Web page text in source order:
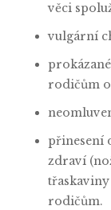
věci
vulgární
rodičům
přinesení
zdraví
rodičům.